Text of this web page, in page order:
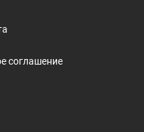
cоглашение